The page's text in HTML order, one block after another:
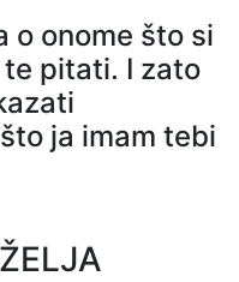
o onome što si
pitati. I zato
ja imam tebi